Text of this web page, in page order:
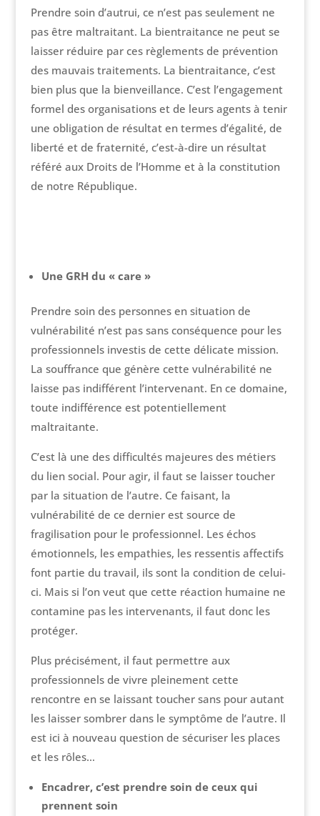
Prendre soin d’autrui, ce n’est pas seulement ne
pas être maltraitant. La bientraitance ne peut se
laisser réduire par ces règlements de prévention
des mauvais traitements. La bientraitance, c’est
bien plus que la bienveillance. C’est l’engagement
formel des organisations et de leurs agents à tenir
une obligation de résultat en termes d’égalité, de
liberté et de fraternité, c’est-à-dire un résultat
référé aux Droits de l’Homme et à la constitution
de notre République.
Une GRH du « care »
Prendre soin des personnes en situation de
vulnérabilité n’est pas sans conséquence pour les
professionnels investis de cette délicate mission.
La souffrance que génère cette vulnérabilité ne
laisse pas indifférent l’intervenant. En ce domaine,
toute indifférence est potentiellement
maltraitante.
C’est là une des difficultés majeures des métiers
du lien social. Pour agir, il faut se laisser toucher
par la situation de l’autre. Ce faisant, la
vulnérabilité de ce dernier est source de
fragilisation pour le professionnel. Les échos
émotionnels, les empathies, les ressentis affectifs
font partie du travail, ils sont la condition de celui-
ci. Mais si l’on veut que cette réaction humaine ne
contamine pas les intervenants, il faut donc les
protéger.
Plus précisément, il faut permettre aux
professionnels de vivre pleinement cette
rencontre en se laissant toucher sans pour autant
les laisser sombrer dans le symptôme de l’autre. Il
est ici à nouveau question de sécuriser les places
et les rôles…
Encadrer, c’est prendre soin de ceux qui
prennent soin